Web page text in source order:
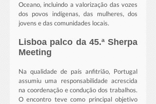
Oceano, incluindo a valorização das vozes
dos povos indígenas, das mulheres, dos
jovens e das comunidades locais.
Lisboa palco da 45.ª Sherpa
Meeting
Na qualidade de país anfitrião, Portugal
assumiu uma responsabilidade acrescida
na coordenação e condução dos trabalhos.
O encontro teve como principal objetivo